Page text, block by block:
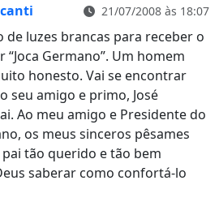
21/07/2008 às 18:07
de luzes brancas para receber o
Germano”. Um homem
honesto. Vai se encontrar
seu amigo e primo, José
Ao meu amigo e Presidente do
os meus sinceros pêsames
tão querido e tão bem
saberar como confortá-lo